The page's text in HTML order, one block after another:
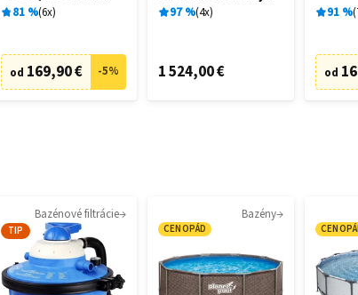
81 % 6x
od 169,90 € -5%
ASUS
97% 4x
1 524,00 €
91 %
od
Bazénové filtrácie
TIP
Bazény
CENOPÁD